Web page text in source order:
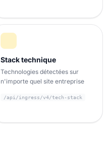
Stack technique
Technologies détectées sur
n'importe quel site entreprise
/api/ingress/v4/tech-stack